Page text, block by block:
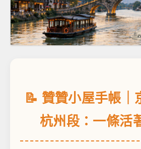
📝 贊贊小屋手帳｜
杭州段：一條活